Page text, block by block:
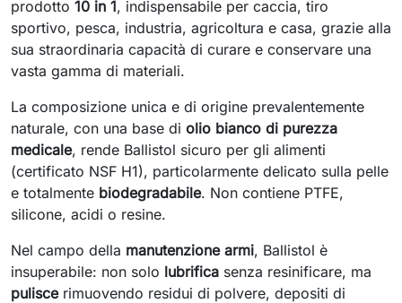
prodotto 10 in 1, indispensabile per caccia, tiro
sportivo, pesca, industria, agricoltura e casa, grazie alla
sua straordinaria capacità di curare e conservare una
vasta gamma di materiali.
La composizione unica e di origine prevalentemente
naturale, con una base di olio bianco di purezza
medicale, rende Ballistol sicuro per gli alimenti
(certificato NSF H1), particolarmente delicato sulla pelle
e totalmente biodegradabile. Non contiene PTFE,
silicone, acidi o resine.
Nel campo della manutenzione armi, Ballistol è
insuperabile: non solo lubrifica senza resinificare, ma
puliscerimuovendo residui di polvere, depositi di